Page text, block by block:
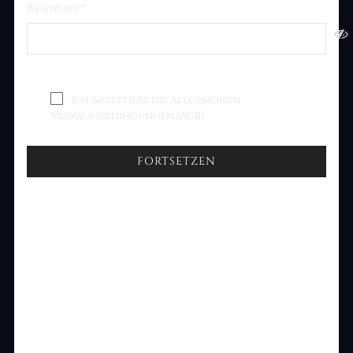
Passwort *
Ich akzeptiere die Allgemeinen
Verkaufsbedingungen (AGB)
FORTSETZEN